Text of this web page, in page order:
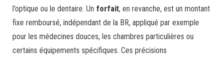
l’optique ou le dentaire. Un forfait, en revanche, est un montant
fixe remboursé, indépendant de la BR, appliqué par exemple
pour les médecines douces, les chambres particulières ou
certains équipements spécifiques. Ces précisions